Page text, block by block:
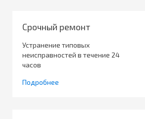
Срочный ремонт
Устранение типовых
неисправностей в течение 24
часов
Подробнее